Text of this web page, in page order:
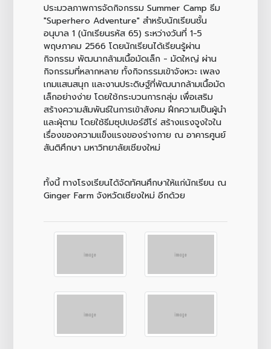
ประมวลภาพการจัดกิจกรรม Summer Camp ธีม
"Superhero Adventure" สำหรับนักเรียนชั้น
อนุบาล 1 (นักเรียนรหัส 65) ระหว่างวันที่ 1-5
พฤษภาคม 2566 โดยนักเรียนได้เรียนรู้ผ่าน
กิจกรรม พัฒนากล้ามเนื้อมัดเล็ก - มัดใหญ่ ผ่าน
กิจกรรมที่หลากหลาย ทั้งกิจกรรมเข้าจังหวะ เพลง
เกมแสนสนุก และงานประดิษฐ์ที่พัฒนากล้ามเนื้อมัด
เล็กอย่างง่าย โดยใช้กระบวนการกลุ่ม เพื่อเสริม
สร้างความสัมพันธ์ในการเข้าสังคม ฝึกความเป็นผู้นำ
และผุ้ตาม โดยใช้ธีมซุปเปอร์ฮีโร่ สร้างแรงจูงใจใน
เรื่องของความแข็งแรงของร่างกาย ณ อาคารศูนย์
สันติศึกษา มหาวิทยาลัยเชียงใหม่
ทั้งนี้ ทางโรงเรียนได้จัดทัศนศึกษาให้แก่นักเรียน ณ
Ginger Farm จังหวัดเชียงใหม่ อีกด้วย